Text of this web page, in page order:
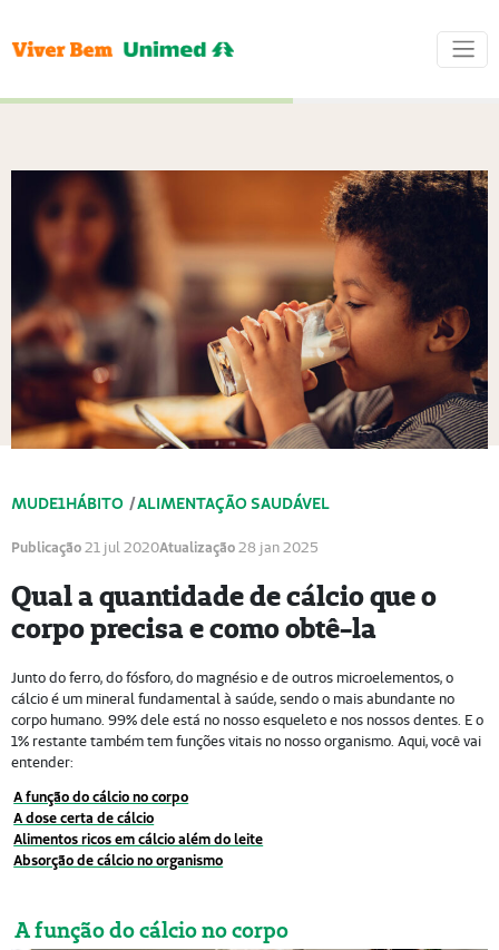
MUDE1HÁBITO /ALIMENTAÇÃO SAUDÁVEL
Publicação21 jul 2020Atualização28 jan 2025
Qual a quantidade de cálcio que o
corpo precisa e como obtê-la
Junto do ferro, do fósforo, do magnésio e de outros microelementos, o
cálcio é um mineral fundamental à saúde, sendo o mais abundante no
corpo humano. 99% dele está no nosso esqueleto e nos nossos dentes. E o
1% restante também tem funções vitais no nosso organismo. Aqui, você vai
entender:
A função do cálcio no corpo
A dose certa de cálcio
Alimentos ricos em cálcio além do leite
Absorção de cálcio no organismo
A função do cálcio no corpo